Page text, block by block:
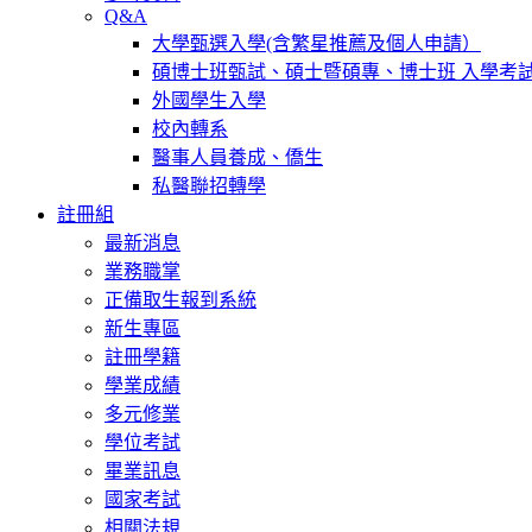
Q&A
大學甄選入學(含繁星推薦及個人申請）
碩博士班甄試、碩士暨碩專、博士班 入學考
外國學生入學
校內轉系
醫事人員養成、僑生
私醫聯招轉學
註冊組
最新消息
業務職掌
正備取生報到系統
新生專區
註冊學籍
學業成績
多元修業
學位考試
畢業訊息
國家考試
相關法規